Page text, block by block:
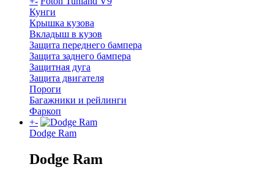
Кунги
Крышка кузова
Вкладыш в кузов
Защита переднего бампера
Защита заднего бампера
Защитная дуга
Защита двигателя
Пороги
Багажники и рейлинги
Фаркоп
+-
Dodge Ram
Dodge Ram